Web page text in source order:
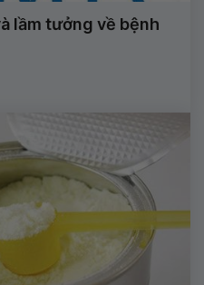
lầm tưởng về bệnh